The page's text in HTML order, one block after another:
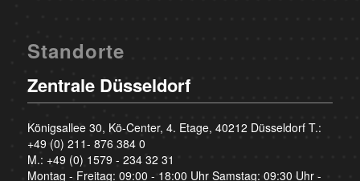
Standorte
Zentrale Düsseldorf
Königsallee 30, Kö-Center, 4. Etage, 40212 Düsseldorf T.:
+49 (0) 211- 876 384 0
M.: +49 (0) 1579 - 234 32 31
Montag - Freitag: 09:00 - 18:00 Uhr Samstag: 09:30 Uhr -